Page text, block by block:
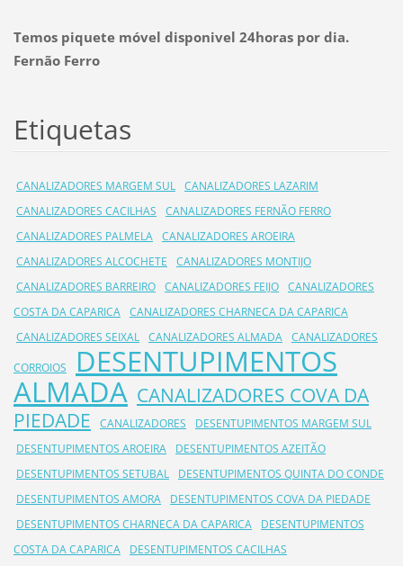
Temos piquete móvel disponivel 24horas por dia.
Fernão Ferro
Etiquetas
CANALIZADORES MARGEM SUL CANALIZADORES LAZARIM
CANALIZADORES CACILHAS
CANALIZADORES FERNÃO FERRO
CANALIZADORES PALMELA CANALIZADORES AROEIRA
CANALIZADORES ALCOCHETE
CANALIZADORES MONTIJO
CANALIZADORES BARREIRO CANALIZADORES FEIJO CANALIZADORES
COSTA DA CAPARICA CANALIZADORES CHARNECA DA CAPARICA
CANALIZADORES SEIXAL CANALIZADORES ALMADA CANALIZADORES
CORROIOS
DESENTUPIMENTOS
ALMADA CANALIZADORES COVA DA
PIEDADE
CANALIZADORES
DESENTUPIMENTOS MARGEM SUL
DESENTUPIMENTOS AROEIRA
DESENTUPIMENTOS AZEITÃO
DESENTUPIMENTOS SETUBAL
DESENTUPIMENTOS QUINTA DO CONDE
DESENTUPIMENTOS AMORA
DESENTUPIMENTOS COVA DA PIEDADE
DESENTUPIMENTOS CHARNECA DA CAPARICA
DESENTUPIMENTOS
COSTA DA CAPARICA
DESENTUPIMENTOS CACILHAS